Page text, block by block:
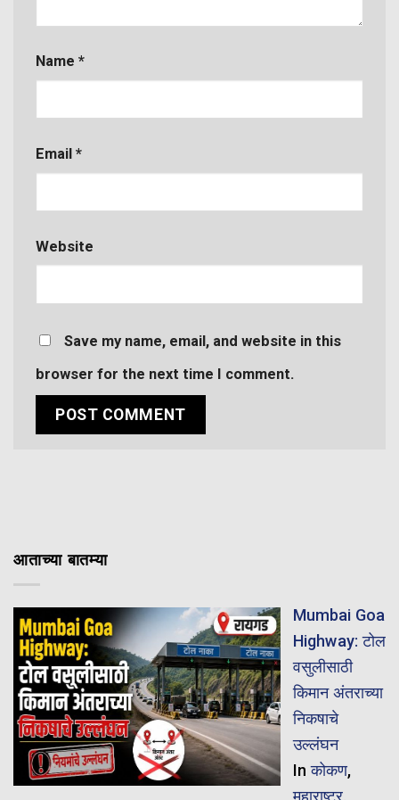
Name *
Email *
Website
Save my name, email, and website in this
browser for the next time I comment.
आताच्या बातम्या
Mumbai Goa
Highway: टोल
वसुलीसाठी
किमान अंतराच्या
निकषाचे
उल्लंघन
Inकोकण,
महाराष्ट्र,